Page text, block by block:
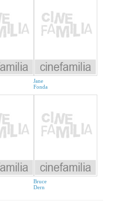
Jane
Fonda
Bruce
Dern